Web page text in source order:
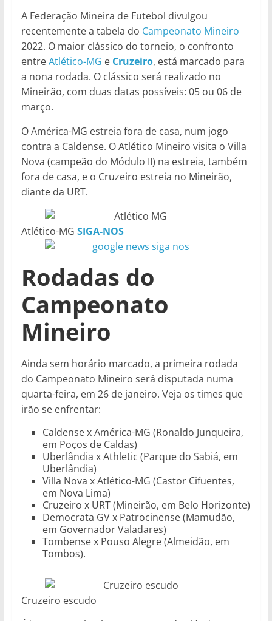
A Federação Mineira de Futebol divulgou
recentemente a tabela do Campeonato Mineiro
2022. O maior clássico do torneio, o confronto
entreAtlético-MG e Cruzeiro, está marcado para
a nona rodada. O clássico será realizado no
Mineirão, com duas datas possíveis: 05 ou 06 de
março.
O América-MG estreia fora de casa, num jogo
contra a Caldense. O Atlético Mineiro visita o Villa
Nova (campeão do Módulo II) na estreia, também
fora de casa, e o Cruzeiro estreia no Mineirão,
diante da URT.
Atlético-MG SIGA-NOS
Rodadas do
Campeonato
Mineiro
Ainda sem horário marcado, a primeira rodada
do Campeonato Mineiro será disputada numa
quarta-feira, em 26 de janeiro. Veja os times que
irão se enfrentar:
Caldense x América-MG (Ronaldo Junqueira,
em Poços de Caldas)
Uberlândia x Athletic (Parque do Sabiá, em
Uberlândia)
Villa Nova x Atlético-MG (Castor Cifuentes,
em Nova Lima)
Cruzeiro x URT (Mineirão, em Belo Horizonte)
Democrata GV x Patrocinense (Mamudão,
em Governador Valadares)
Tombense x Pouso Alegre (Almeidão, em
Tombos).
Cruzeiro escudo